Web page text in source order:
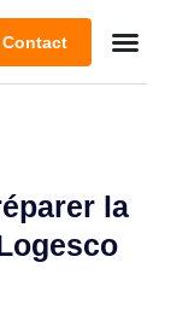
Contact
la